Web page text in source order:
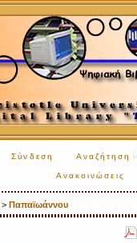
Σύνδεση Αναζήτηση
Ανακοινώσεις
> Παπαϊωάννου